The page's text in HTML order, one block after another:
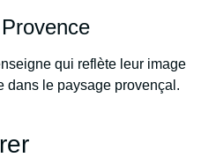
qui reflète leur image
dans le paysage provençal.